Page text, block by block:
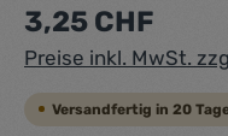
Regulärer Preis:
3,25 CHF
Preise inkl. MwSt.
Versandfertig in 20